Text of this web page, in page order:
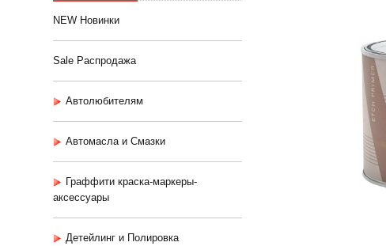
NEW Новинки
Sale Распродажа
Автолюбителям
Автомасла и Смазки
Граффити краска-маркеры-
аксессуары
Детейлинг и Полировка